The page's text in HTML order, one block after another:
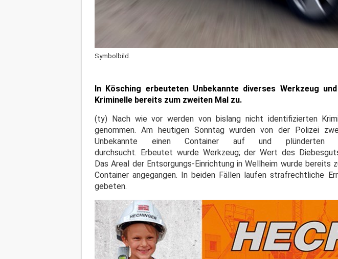
Symbolbild.
In Kösching erbeuteten Unbekannte diverses Werkzeug
Kriminelle bereits zum zweiten Mal zu.
(ty) Nach wie vor werden von bislang nicht identifizierten
genommen. Am heutigen Sonntag wurden von der Polizei
Unbekannte einen Container auf und
durchsucht. Erbeutet wurde Werkzeug; der Wert des
Das Areal der Entsorgungs-Einrichtung in Wellheim wurde
Container angegangen. In beiden Fällen laufen strafrechtliche
gebeten.